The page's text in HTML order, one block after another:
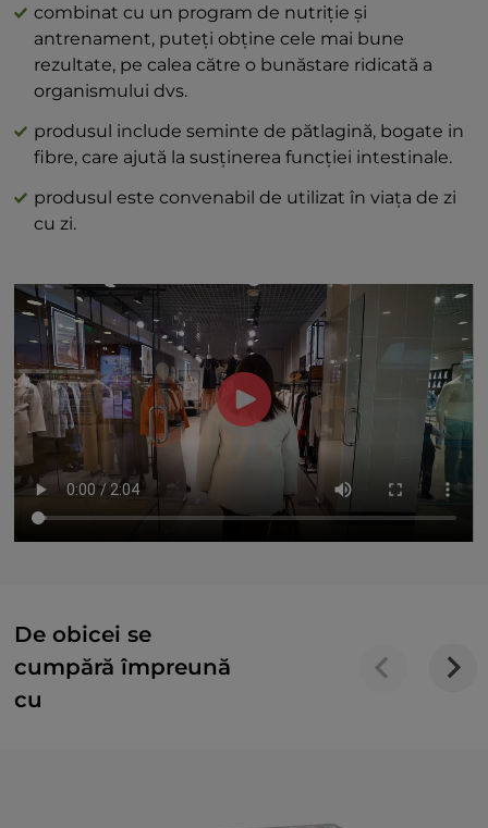
combinat cu un program de nutriție și
antrenament, puteți obține cele mai bune
rezultate, pe calea către o bunăstare ridicată a
organismului dvs.
produsul include seminte de pătlagină, bogate in
fibre, care ajută la susținerea funcției intestinale.
produsul este convenabil de utilizat în viața de zi
cu zi.
De obicei se
cumpără împreună
cu